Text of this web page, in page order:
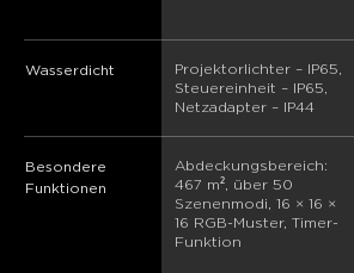
Wasserdicht
Projektorlichter – IP65,
Steuereinheit – IP65,
Netzadapter – IP44
Besondere
Funktionen
Abdeckungsbereich:
467 m², über 50
Szenenmodi, 16 × 16 ×
16 RGB-Muster, Timer-
Funktion